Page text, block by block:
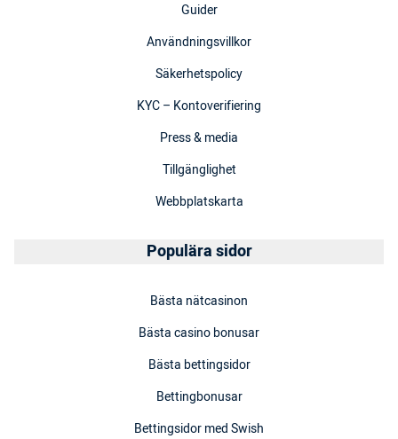
Guider
Användningsvillkor
Säkerhetspolicy
KYC – Kontoverifiering
Press & media
Tillgänglighet
Webbplatskarta
Populära sidor
Bästa nätcasinon
Bästa casino bonusar
Bästa bettingsidor
Bettingbonusar
Bettingsidor med Swish